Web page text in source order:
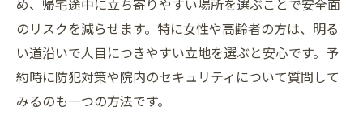
整体とボディケアの相乗効果の具体例
ボディケアがもたらす心身への効果とは
ボディケアで心身バランスを整える方法
整体とボディケアのリラクゼーション効果
め、帰宅途中に立ち寄りやすい場所を選ぶことで安全面
のリスクを減らせます。特に女性や高齢者の方は、明る
い道沿いで人目につきやすい立地を選ぶと安心です。予
約時に防犯対策や院内のセキュリティについて質問して
みるのも一つの方法です。